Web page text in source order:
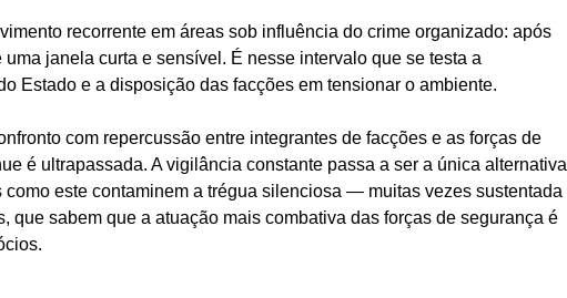
recorrente em áreas sob influência do crime organizado: após
janela curta e sensível. É nesse intervalo que se testa a
Estado e a disposição das facções em tensionar o ambiente.
com repercussão entre integrantes de facções e as forças de
é ultrapassada. A vigilância constante passa a ser a única alternativa
como este contaminem a trégua silenciosa — muitas vezes sustentada
que sabem que a atuação mais combativa das forças de segurança é